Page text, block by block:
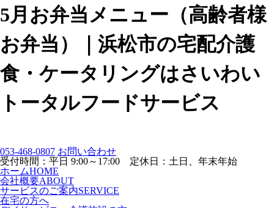
5月お弁当メニュー（高齢者様
お弁当）｜浜松市の宅配介護
食・ケータリングはさいわい
トータルフードサービス
053-468-0807 お問い合わせ
受付時間：平日 9:00～17:00 定休日：土日、年末年始
ホームHOME
会社概要ABOUT
サービスのご案内SERVICE
在宅の方へ